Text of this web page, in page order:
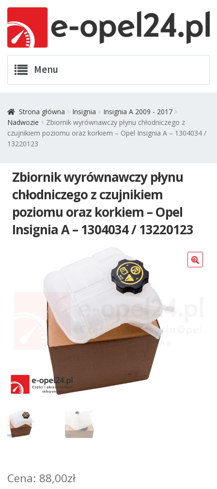
nawigacji
treści
Menu
Zamówienia
Koszyk
Promocje
Poradniki
Strona główna Insignia
Insignia A 2009 - 2017
Nadwozie
Zbiornik wyrównawczy płynu chłodniczego z
czujnikiem poziomu oraz korkiem – Opel Insignia A – 1304034 /
13220123
Zbiornik wyrównawczy płynu
chłodniczego z czujnikiem
poziomu oraz korkiem – Opel
Insignia A – 1304034 / 13220123
88,00zł